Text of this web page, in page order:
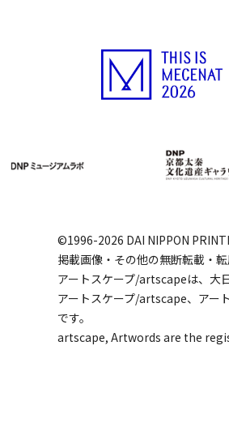
©1996-2026 DAI NIPPON
掲載画像・その他の無断転載・転
アートスケープ/artscapeは、大
アートスケープ/artscape、アー
です。
artscape, Artwords are the